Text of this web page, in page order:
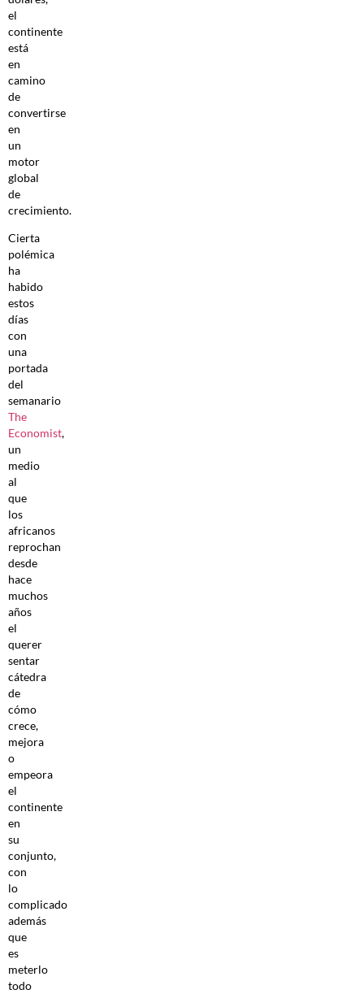
el
continente
está
en
camino
de
convertirse
en
un
motor
global
de
crecimiento.
Cierta
polémica
ha
habido
estos
días
con
una
portada
del
semanario
The
Economist,
un
medio
al
que
los
africanos
reprochan
desde
hace
muchos
años
el
querer
sentar
cátedra
de
cómo
crece,
mejora
o
empeora
el
continente
en
su
conjunto,
con
lo
complicado
además
que
es
meterlo
todo